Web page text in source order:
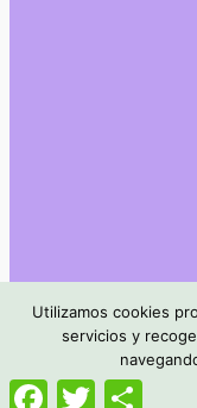
Facebook
Twitter
Utilizamos cookies
servicios y